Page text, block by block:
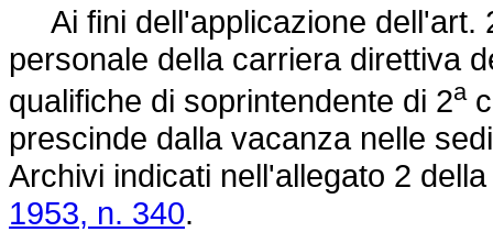
Ai fini dell'applicazione dell'art.
personale della carriera direttiva
qualifiche di soprintendente di 2a
prescinde dalla vacanza nelle
Archivi indicati nell'allegato 2
1953, n. 340.